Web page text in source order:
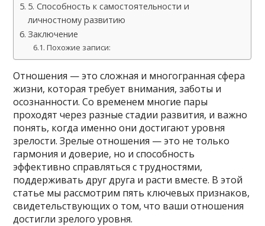
5. Способность к самостоятельности и
личностному развитию
Заключение
Похожие записи:
Отношения — это сложная и многогранная сфера
жизни, которая требует внимания, заботы и
осознанности. Со временем многие пары
проходят через разные стадии развития, и важно
понять, когда именно они достигают уровня
зрелости. Зрелые отношения — это не только
гармония и доверие, но и способность
эффективно справляться с трудностями,
поддерживать друг друга и расти вместе. В этой
статье мы рассмотрим пять ключевых признаков,
свидетельствующих о том, что ваши отношения
достигли зрелого уровня.